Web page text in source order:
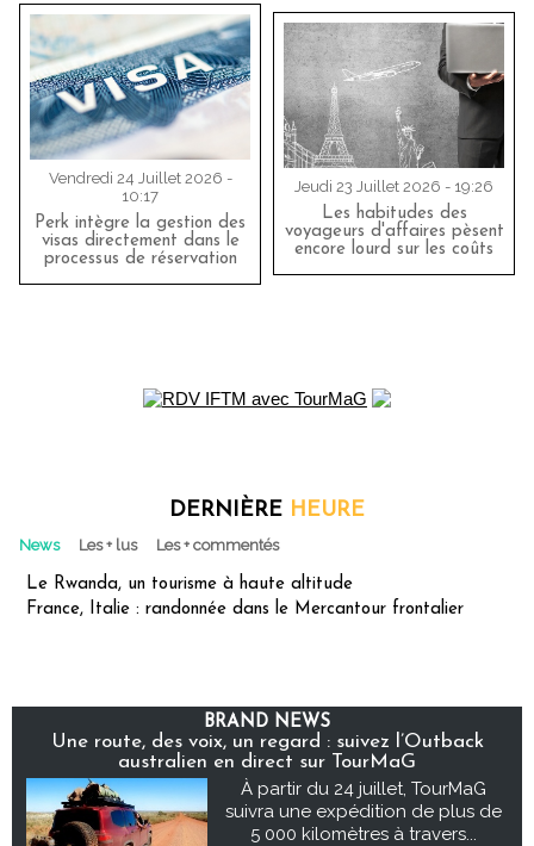
Vendredi 24 Juillet 2026 -
10:17
Perk intègre la gestion des
visas directement dans le
processus de réservation
Jeudi 23 Juillet 2026 - 19:26
Les habitudes des
voyageurs d'affaires pèsent
encore lourd sur les coûts
DERNIÈRE HEURE
News Les + lus Les + commentés
Le Rwanda, un tourisme à haute altitude
France, Italie : randonnée dans le Mercantour frontalier
BRAND NEWS
Une route, des voix, un regard : suivez l’Outback
australien en direct sur TourMaG
À partir du 24 juillet, TourMaG
suivra une expédition de plus de
5 000 kilomètres à travers...